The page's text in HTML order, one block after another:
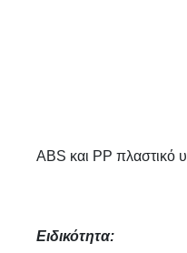
ABS και PP πλαστικό
Ειδικότητα: